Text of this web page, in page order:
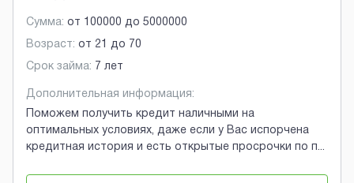
Сумма: от 100000 до 5000000
Возраст: от 21 до 70
Срок займа: 7 лет
Дополнительная информация:
Поможем получить кредит наличными на
оптимальных условиях, даже если у Вас испорчена
кредитная история и есть открытые просрочки по п...